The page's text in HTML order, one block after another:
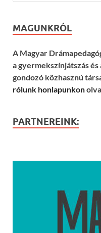
MAGUNKRÓL
A Magyar
a gyermekszínjátszás
gondozó közhasznú
rólunk honlapunkon
PARTNEREINK: